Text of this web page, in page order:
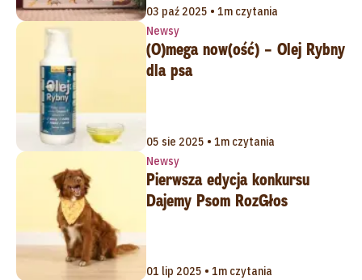
03 paź 2025 • 1m czytania
Newsy
(O)mega now(ość) – Olej Rybny
dla psa
05 sie 2025 • 1m czytania
Newsy
Pierwsza edycja konkursu
Dajemy Psom RozGłos
01 lip 2025 • 1m czytania